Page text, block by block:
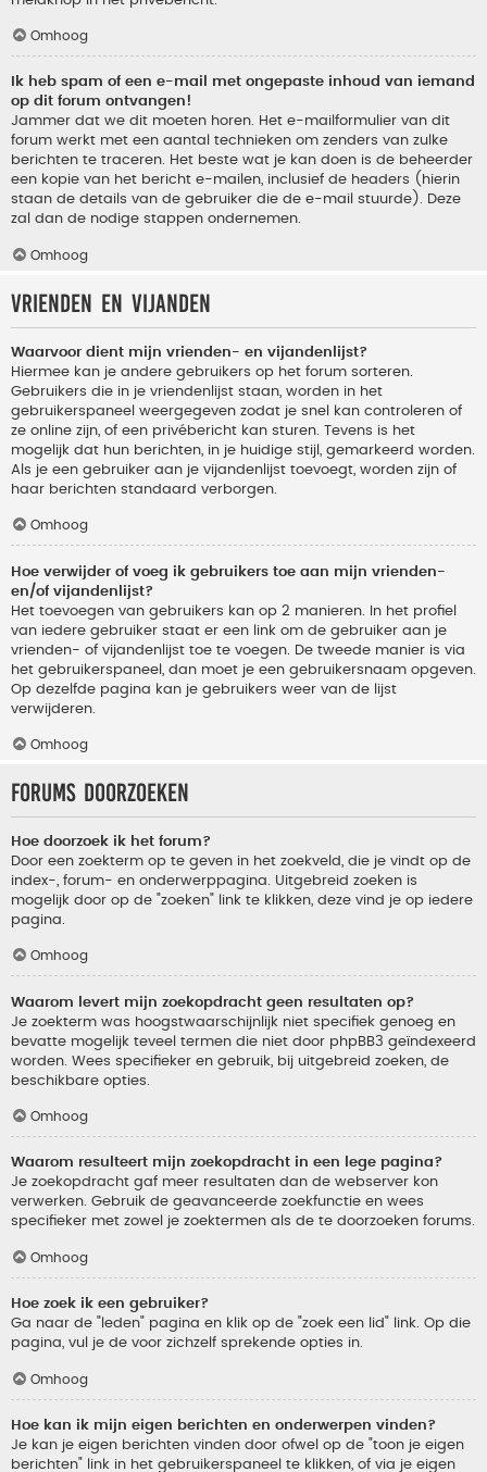
Omhoog
Ik heb spam of een e-mail met ongepaste inhoud van iemand
op dit forum ontvangen!
Jammer dat we dit moeten horen. Het e-mailformulier van dit
forum werkt met een aantal technieken om zenders van zulke
berichten te traceren. Het beste wat je kan doen is de beheerder
een kopie van het bericht e-mailen, inclusief de headers (hierin
staan de details van de gebruiker die de e-mail stuurde). Deze
zal dan de nodige stappen ondernemen.
Omhoog
Vrienden en vijanden
Waarvoor dient mijn vrienden- en vijandenlijst?
Hiermee kan je andere gebruikers op het forum sorteren.
Gebruikers die in je vriendenlijst staan, worden in het
gebruikerspaneel weergegeven zodat je snel kan controleren of
ze online zijn, of een privébericht kan sturen. Tevens is het
mogelijk dat hun berichten, in je huidige stijl, gemarkeerd worden.
Als je een gebruiker aan je vijandenlijst toevoegt, worden zijn of
haar berichten standaard verborgen.
Omhoog
Hoe verwijder of voeg ik gebruikers toe aan mijn vrienden-
en/of vijandenlijst?
Het toevoegen van gebruikers kan op 2 manieren. In het profiel
van iedere gebruiker staat er een link om de gebruiker aan je
vrienden- of vijandenlijst toe te voegen. De tweede manier is via
het gebruikerspaneel, dan moet je een gebruikersnaam opgeven.
Op dezelfde pagina kan je gebruikers weer van de lijst
verwijderen.
Omhoog
Forums doorzoeken
Hoe doorzoek ik het forum?
Door een zoekterm op te geven in het zoekveld, die je vindt op de
index-, forum- en onderwerppagina. Uitgebreid zoeken is
mogelijk door op de "zoeken" link te klikken, deze vind je op iedere
pagina.
Omhoog
Waarom levert mijn zoekopdracht geen resultaten op?
Je zoekterm was hoogstwaarschijnlijk niet specifiek genoeg en
bevatte mogelijk teveel termen die niet door phpBB3 geïndexeerd
worden. Wees specifieker en gebruik, bij uitgebreid zoeken, de
beschikbare opties.
Omhoog
Waarom resulteert mijn zoekopdracht in een lege pagina?
Je zoekopdracht gaf meer resultaten dan de webserver kon
verwerken. Gebruik de geavanceerde zoekfunctie en wees
specifieker met zowel je zoektermen als de te doorzoeken forums.
Omhoog
Hoe zoek ik een gebruiker?
Ga naar de "leden" pagina en klik op de "zoek een lid" link. Op die
pagina, vul je de voor zichzelf sprekende opties in.
Omhoog
Hoe kan ik mijn eigen berichten en onderwerpen vinden?
Je kan je eigen berichten vinden door ofwel op de "toon je eigen
berichten" link in het gebruikerspaneel te klikken, of via je eigen